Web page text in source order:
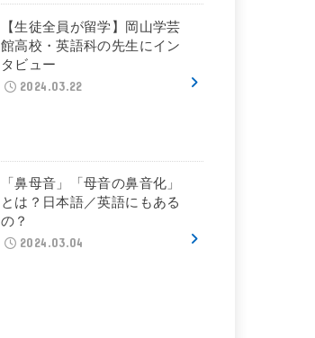
【生徒全員が留学】岡山学芸
館高校・英語科の先生にイン
タビュー
2024.03.22
「鼻母音」「母音の鼻音化」
とは？日本語／英語にもある
の？
2024.03.04